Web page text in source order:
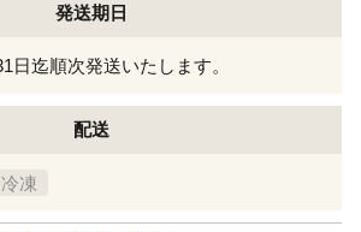
発送期日
日迄順次発送いたします。
配送
冷凍